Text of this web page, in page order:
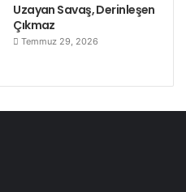
Uzayan Savaş, Derinleşen
Çıkmaz
Temmuz 29, 2026